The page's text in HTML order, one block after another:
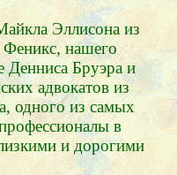
Эллисона из
нашего
Денниса Бруэра и
адвокатов из
одного из самых
в
и дорогими